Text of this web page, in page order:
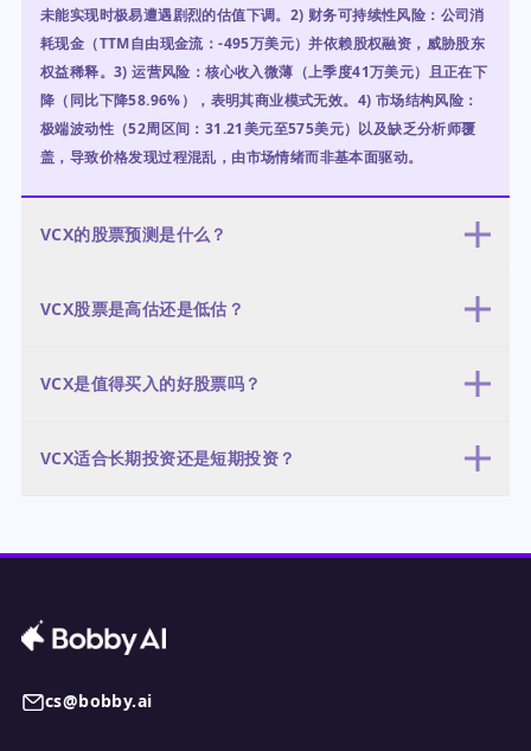
未能实现时极易遭遇剧烈的估值下调。2) 财务可持续性风险：公司消
耗现金（TTM自由现金流：-495万美元）并依赖股权融资，威胁股东
权益稀释。3) 运营风险：核心收入微薄（上季度41万美元）且正在下
降（同比下降58.96%），表明其商业模式无效。4) 市场结构风险：
极端波动性（52周区间：31.21美元至575美元）以及缺乏分析师覆
盖，导致价格发现过程混乱，由市场情绪而非基本面驱动。
VCX的股票预测是什么？
着其估值泡沫破裂，股价将跌至31美元至76美元区间。基准情景
美元区间。牛市情景（10%概率）预测，在持续的投机狂热推动下，
股价将飙升至400美元至575美元区间。基准和熊市情景最有可能发
期表明，股价将从当前289.51美元的水平大幅下跌。
VCX股票是高估还是低估？
文数字，意味着市场对其每1美元不断下降的收入估值接近900美元。
17.15倍的历史市盈率相比，它也很昂贵。这种估值意味着市场预期
VCX是值得买入的好股票吗？
异常糟糕的风险/回报特征，其现实下行空间可能达到近期低点和52周
VCX适合长期投资还是短期投资？
虑以天或周为单位的时间范围，而非月或年，并且鉴于可能出现快
速、灾难性的损失，必须采用严格的止损指令。
cs@bobby.ai